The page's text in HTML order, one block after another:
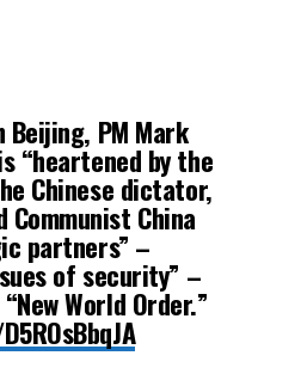
Beijing, PM Mark
“heartened by the
Chinese dictator,
Communist China
partners” –
of security” –
World Order.”